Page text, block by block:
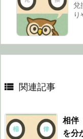
兌
り
 関連記事
相伴
を分